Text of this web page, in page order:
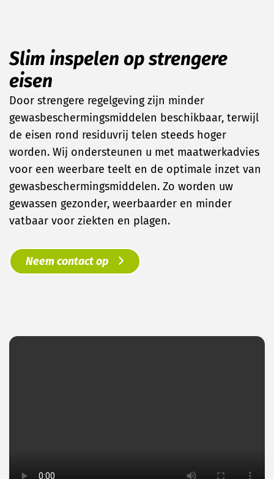
Slim inspelen op strengere
eisen
Door strengere regelgeving zijn minder
gewasbeschermingsmiddelen beschikbaar, terwijl
de eisen rond residuvrij telen steeds hoger
worden. Wij ondersteunen u met maatwerkadvies
voor een weerbare teelt en de optimale inzet van
gewasbeschermingsmiddelen. Zo worden uw
gewassen gezonder, weerbaarder en minder
vatbaar voor ziekten en plagen.
Neem contact op